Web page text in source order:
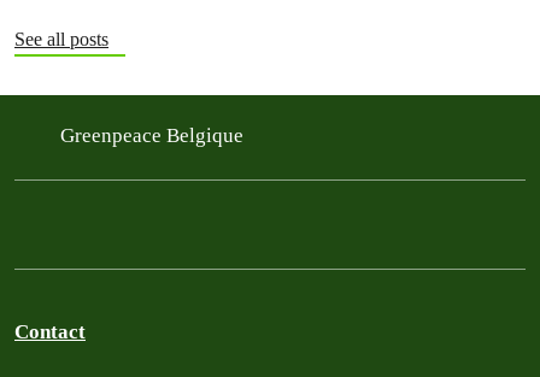
See all posts
Greenpeace Belgique
Contact